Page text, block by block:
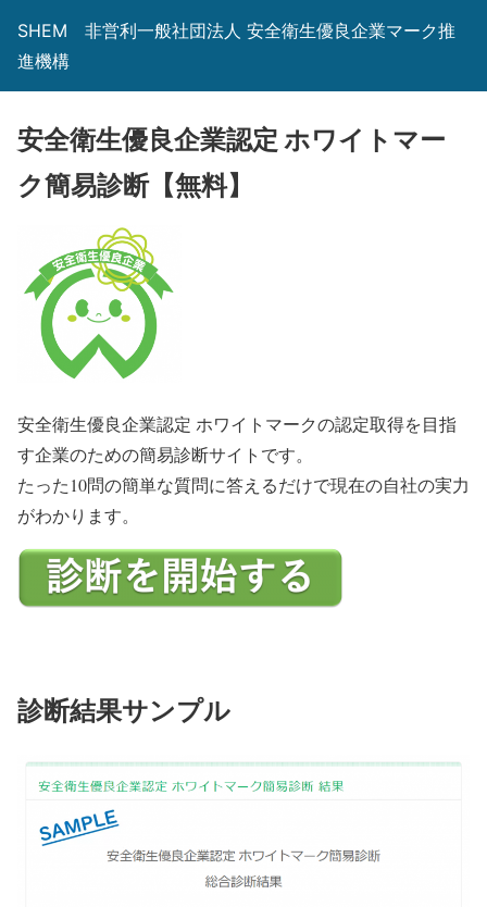
SHEM 非営利一般社団法人 安全衛生優良企業マーク推
進機構
安全衛生優良企業認定 ホワイトマー
ク簡易診断【無料】
安全衛生優良企業認定 ホワイトマークの認定取得を目指
す企業のための簡易診断サイトです。
たった10問の簡単な質問に答えるだけで現在の自社の実力
がわかります。
診断結果サンプル